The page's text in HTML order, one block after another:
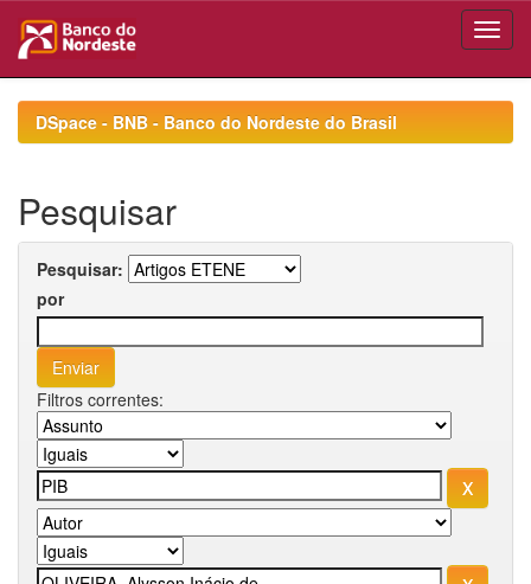
navigationDSpace - BNB - Banco do Nordeste do Brasil
Pesquisar
Pesquisar:
por
Filtros correntes: